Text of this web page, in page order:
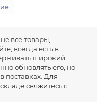
все товары,
всегда есть в
широкий
обновлять его, но
поставках. Для
свяжитесь с